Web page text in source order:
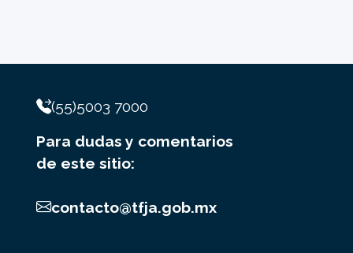
(55)5003 7000
Para dudas y comentarios
de este sitio:
contacto@tfja.gob.mx